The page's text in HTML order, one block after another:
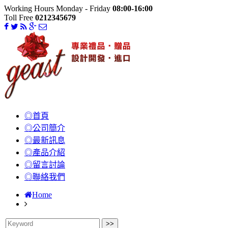
Working Hours Monday - Friday 08:00-16:00
Toll Free 0212345679
◎首頁
◎公司簡介
◎最新訊息
◎產品介紹
◎留言討論
◎聯絡我們
Home